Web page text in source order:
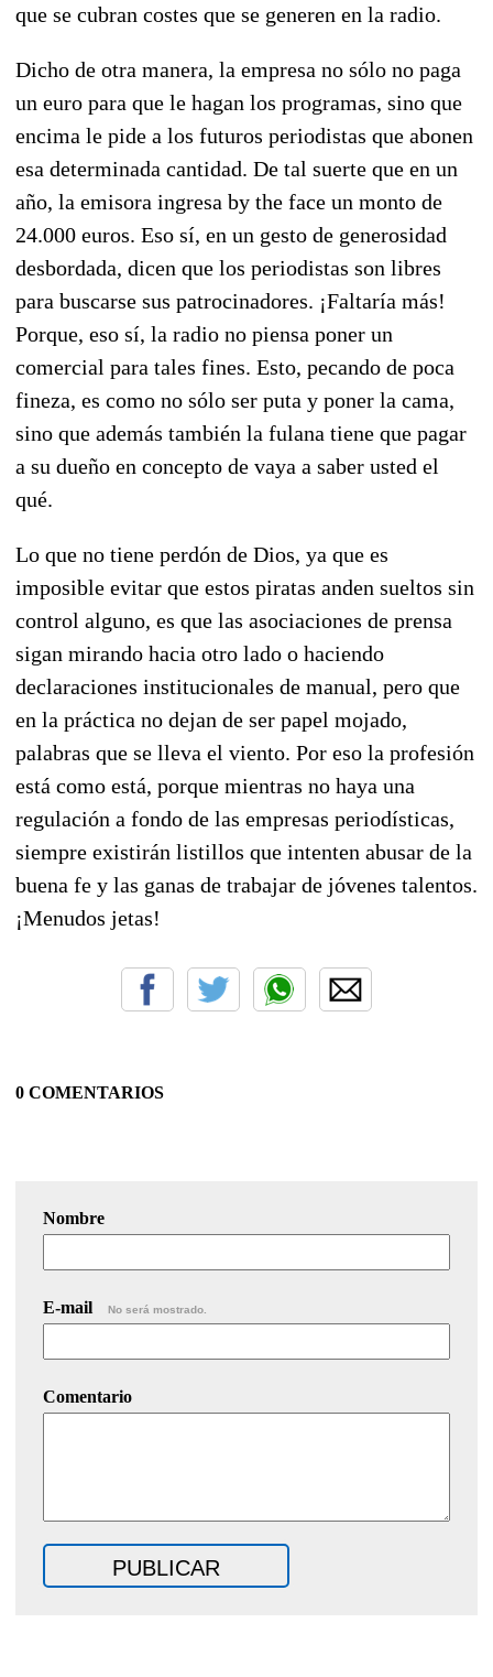
que se cubran costes que se generen en la radio.
Dicho de otra manera, la empresa no sólo no paga
un euro para que le hagan los programas, sino que
encima le pide a los futuros periodistas que abonen
esa determinada cantidad. De tal suerte que en un
año, la emisora ingresa by the face un monto de
24.000 euros. Eso sí, en un gesto de generosidad
desbordada, dicen que los periodistas son libres
para buscarse sus patrocinadores. ¡Faltaría más!
Porque, eso sí, la radio no piensa poner un
comercial para tales fines. Esto, pecando de poca
fineza, es como no sólo ser puta y poner la cama,
sino que además también la fulana tiene que pagar
a su dueño en concepto de vaya a saber usted el
qué.
Lo que no tiene perdón de Dios, ya que es
imposible evitar que estos piratas anden sueltos sin
control alguno, es que las asociaciones de prensa
sigan mirando hacia otro lado o haciendo
declaraciones institucionales de manual, pero que
en la práctica no dejan de ser papel mojado,
palabras que se lleva el viento. Por eso la profesión
está como está, porque mientras no haya una
regulación a fondo de las empresas periodísticas,
siempre existirán listillos que intenten abusar de la
buena fe y las ganas de trabajar de jóvenes talentos.
¡Menudos jetas!
0 COMENTARIOS
Nombre
E-mail No será mostrado.
Comentario